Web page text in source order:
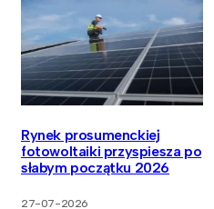
Rynek prosumenckiej
fotowoltaiki przyspiesza po
słabym początku 2026
27-07-2026